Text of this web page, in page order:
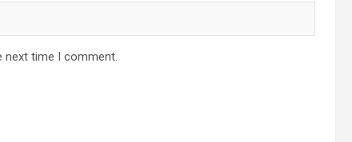
next time I comment.